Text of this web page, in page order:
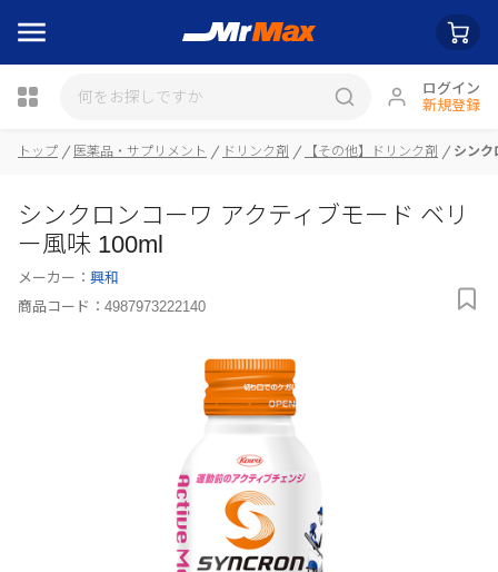
ログイン
新規登録
トップ 医薬品・サプリメント ドリンク剤 【その他】ドリンク剤 シンク
シンクロンコーワ アクティブモード ベリ
ー風味 100ml
メーカー： 興和
商品コード： 4987973222140